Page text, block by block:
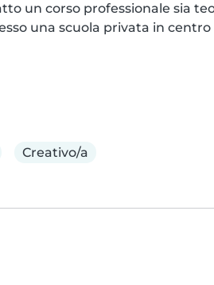
un corso professionale sia
una scuola privata in centro
Creativo/a